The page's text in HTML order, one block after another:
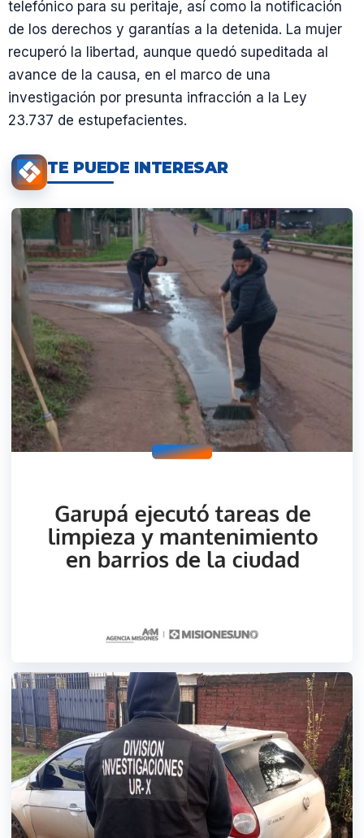
telefónico para su peritaje, así como la notificación
de los derechos y garantías a la detenida. La mujer
recuperó la libertad, aunque quedó supeditada al
avance de la causa, en el marco de una
investigación por presunta infracción a la Ley
23.737 de estupefacientes.
TE PUEDE INTERESAR